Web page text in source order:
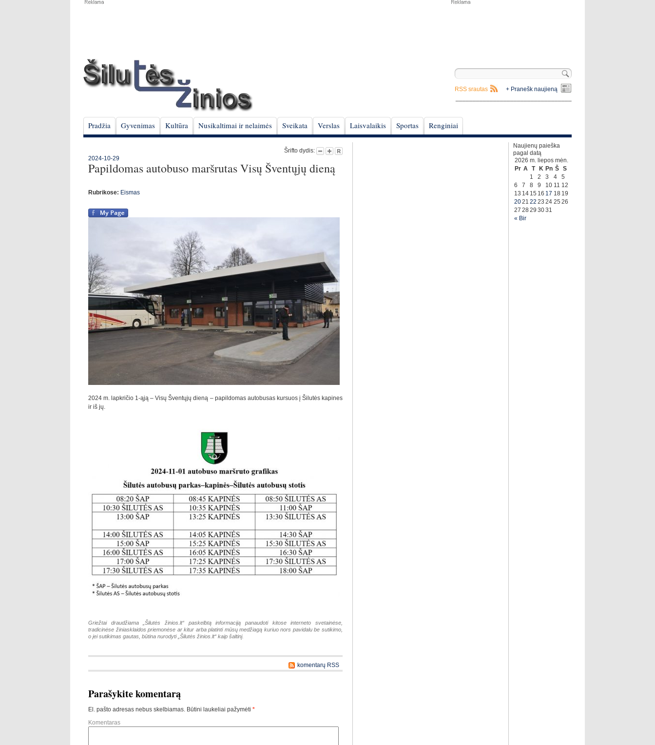
+ Pranešk naujieną
RSS srautas
Pradžia Gyvenimas Kultūra Nusikaltimai ir nelaimės Sveikata Verslas Laisvalaikis Sportas Renginiai
Šrifto dydis:
2024-10-29
Papildomas autobuso maršrutas Visų Šventųjų dieną
Rubrikose: Eismas
2024 m. lapkričio 1-ąją – Visų Šventųjų dieną – papildomas autobusas kursuos į Šilutės kapines
ir iš jų.
Griežtai draudžiama „Šilutės žinios.lt“ paskelbtą informaciją panaudoti kitose interneto svetainėse,
tradicinėse žiniasklaidos priemonėse ar kitur arba platinti mūsų medžiagą kuriuo nors pavidalu be sutikimo,
o jei sutikimas gautas, būtina nurodyti „Šilutės žinios.lt“ kaip šaltinį.
komentarų RSS
Parašykite komentarą
El. pašto adresas nebus skelbiamas. Būtini laukeliai pažymėti *
Komentaras
Naujienų paieška
pagal datą
2026 m. liepos mėn.
Pr A T K Pn Š S
« Bir
1 2 3 4
5
6
7 8 9 10 11 12
13 14 15 16 17 18 19
2021 22 23 24 25 26
27 2829 3031